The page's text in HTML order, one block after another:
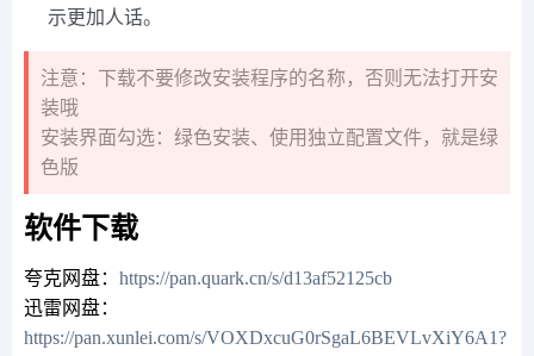
示更加人话。
注意：下载不要修改安装程序的名称，否则无法打开安
装哦
安装界面勾选：绿色安装、使用独立配置文件，就是绿
色版
软件下载
夸克网盘： https://pan.quark.cn/s/d13af52125cb
迅雷网盘：
https://pan.xunlei.com/s/VOXDxcuG0rSgaL6BEVLvXiY6A1?